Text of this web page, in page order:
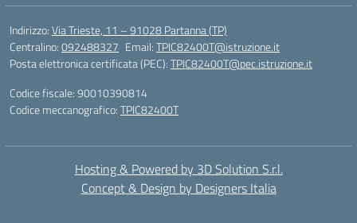
Indirizzo:Via Trieste, 11 – 91028 Partanna (TP)
Centralino:092488327 Email:TPIC82400T@istruzione.it
Posta elettronica certificata (PEC):TPIC82400T@pec.istruzione.it
Codice fiscale: 90010390814
Codice meccanografico:TPIC82400T
Hosting & Powered by 3D Solution S.r.l.
Concept & Design by Designers Italia